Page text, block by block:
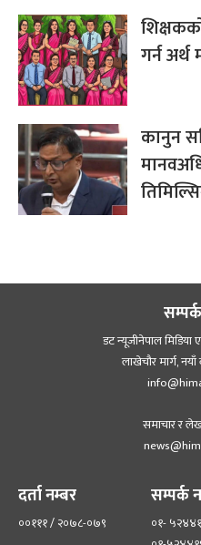
गर्न अर्थ
कानुन
डट न्यूजीनेपाल मिडिया
लाखेचौर मार्ग,
समाचार र
दर्ता नम्बर
००१११ / २०७८-०७९
सम्पर्क
०१-